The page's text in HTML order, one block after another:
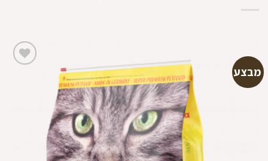
מבצע